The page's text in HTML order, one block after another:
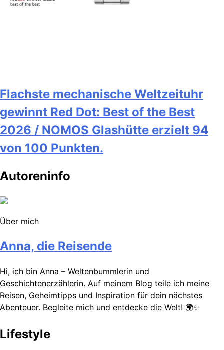
Flachste mechanische Weltzeituhr
gewinnt Red Dot: Best of the Best
2026 / NOMOS Glashütte erzielt 94
von 100 Punkten.
Autoreninfo
Über mich
Anna, die Reisende
Hi, ich bin Anna – Weltenbummlerin und
Geschichtenerzählerin. Auf meinem Blog teile ich meine
Reisen, Geheimtipps und Inspiration für dein nächstes
Abenteuer. Begleite mich und entdecke die Welt! 🌍✨
Lifestyle